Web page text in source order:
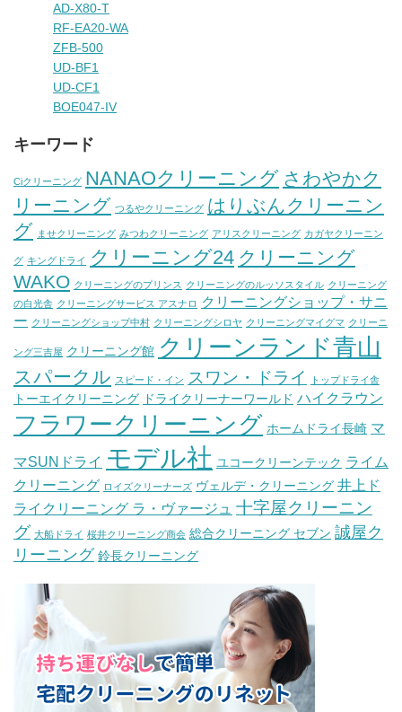
AD-X80-T
RF-EA20-WA
ZFB-500
UD-BF1
UD-CF1
BOE047-IV
キーワード
Ciクリーニング NANAOクリーニング さわやかク
リーニング つるやクリーニング はりぶんクリーニン
グ ませクリーニング みつわクリーニング アリスクリーニング カガヤクリーニン
グ キングドライ クリーニング24 クリーニング
WAKO クリーニングのプリンス クリーニングのルッソスタイル クリーニング
の白光舎 クリーニングサービス アスナロ
クリーニングショップ・サニ
ー クリーニングショップ中村 クリーニングシロヤ クリーニングマイグマ クリーニ
ング三吉屋 クリーニング館 クリーンランド青山
スパークル スピード・イン スワン・ドライ トップドライ舎
トーエイクリーニング ドライクリーナーワールド ハイクラウン
フラワークリーニング ホームドライ長崎 マ
マSUNドライ モデル社 ユコークリーンテック ライム
クリーニング ロイズクリーナーズ ヴェルデ・クリーニング 井上ド
ライクリーニング ラ・ヴァージュ 十字屋クリーニン
グ 大船ドライ 桜井クリーニング商会 総合クリーニング セブン 誠屋ク
リーニング 鈴長クリーニング